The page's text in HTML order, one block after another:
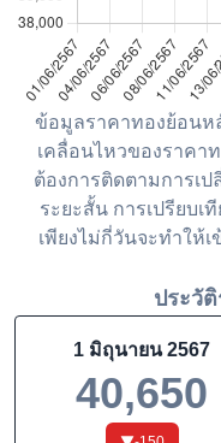
ข้อมูลราคาทองย้อนห
เคลื่อนไหวของราคา
ต้องการติดตามการเ
ระยะสั้น การเปรียบ
เพียงไม่กี่วันจะทำให้
ประวั
1 มิถุนายน 2567
40,650